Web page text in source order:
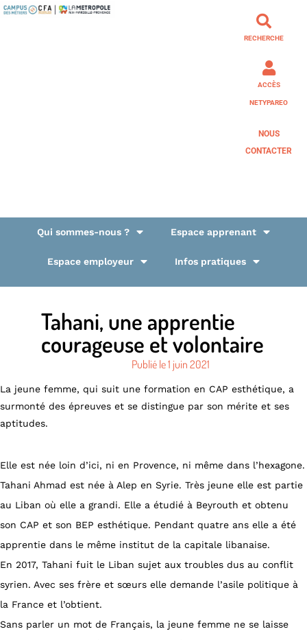
RECHERCHE
ACCÈS
NETYPAREO
NOUS
CONTACTER
Qui sommes-nous ? Espace apprenant
Espace employeur Infos pratiques
Tahani, une apprentie
courageuse et volontaire
Publié le1 juin 2021
La jeune femme, qui suit une formation en CAP esthétique, a
surmonté des épreuves et se distingue par son mérite et ses
aptitudes.
Elle est née loin d’ici, ni en Provence, ni même dans l’hexagone.
Tahani Ahmad est née à Alep en Syrie. Très jeune elle est partie
au Liban où elle a grandi. Elle a étudié à Beyrouth et obtenu
son CAP et son BEP esthétique. Pendant quatre ans elle a été
apprentie dans le même institut de la capitale libanaise.
En 2017, Tahani fuit le Liban sujet aux troubles dus au conflit
syrien. Avec ses frère et sœurs elle demande l’asile politique à
la France et l’obtient.
Sans parler un mot de Français, la jeune femme ne se laisse